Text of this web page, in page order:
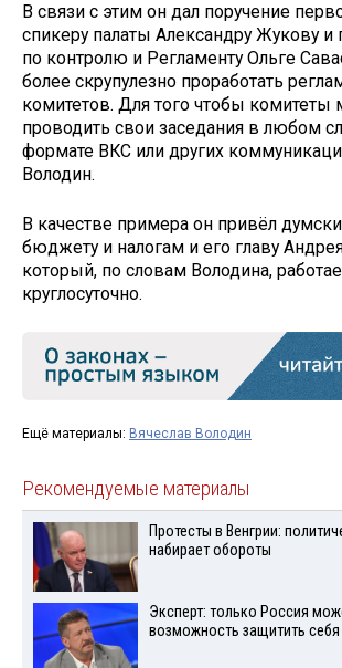
В связи с этим он дал поручение
спикеру палаты Александру Жукову и
по контролю и Регламенту Ольге
более скрупулезно проработать
комитетов. Для того чтобы комитеты
проводить свои заседания в любом
формате ВКС или других
Володин.
В качестве примера он привёл
бюджету и налогам и его главу
который, по словам Володина,
круглосуточно.
Ещё материалы: Вячеслав Володин
Рекомендуемые материалы
Протесты в Венгрии:
набирает обороты
Эксперт: только Россия
возможность защитить себя